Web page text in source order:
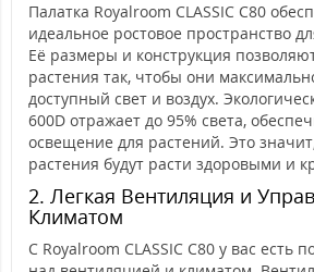
Палатка Royalroom CLASSIC C80
идеальное ростовое пространство
Её размеры и конструкция
растения так, чтобы они
доступный свет и воздух.
600D отражает до 95% света,
освещение для растений. Это
растения будут расти здоровыми и
2. Легкая Вентиляция и
Климатом
С Royalroom CLASSIC C80 у вас есть